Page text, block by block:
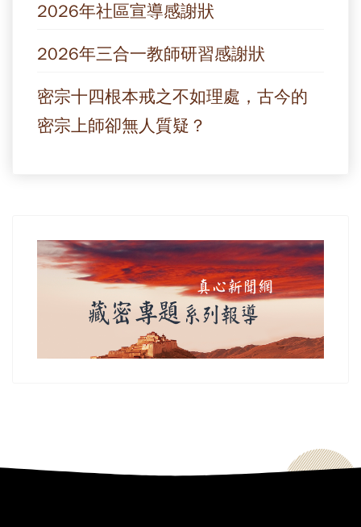
2026年社區宣導感謝狀
2026年三合一教師研習感謝狀
密宗十四根本戒之不如理處，古今的
密宗上師卻無人質疑？